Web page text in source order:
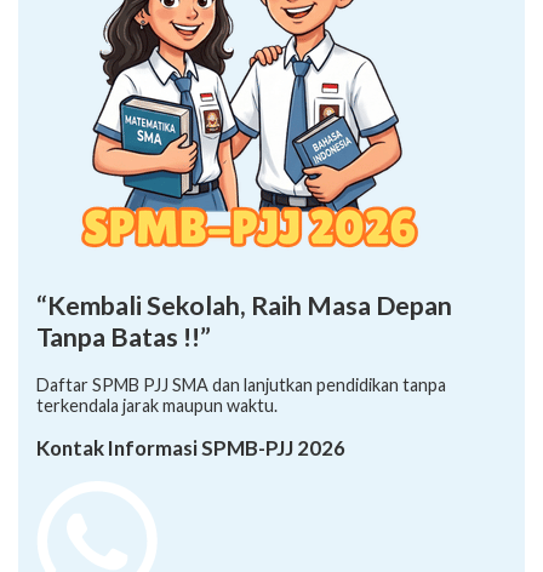
“Kembali Sekolah, Raih Masa Depan
Tanpa Batas !!”
Daftar SPMB PJJ SMA dan lanjutkan pendidikan tanpa
terkendala jarak maupun waktu.
Kontak Informasi SPMB-PJJ 2026